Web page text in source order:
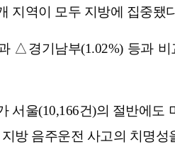
지역이 모두 지방에 집중됐
△경기남부(1.02%) 등과 비
서울(10,166건)의 절반에도
방 음주운전 사고의 치명성